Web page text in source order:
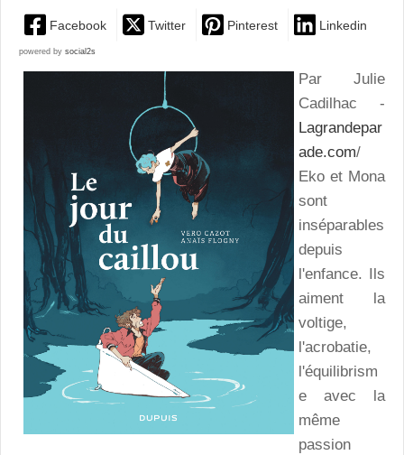
Facebook Twitter Pinterest Linkedin
powered by social2s
Par Julie
Cadilhac -
Lagrandepar
ade.com/
Eko et Mona
sont
inséparables
depuis
l'enfance. Ils
aiment la
voltige,
l'acrobatie,
l'équilibrism
e avec la
même
passion